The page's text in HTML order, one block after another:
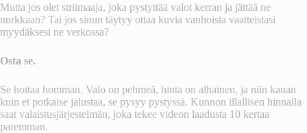
Mutta jos olet striimaaja, joka pystyttää valot kerran ja jättää ne
nurkkaan? Tai jos sinun täytyy ottaa kuvia vanhoista vaatteistasi
myydäksesi ne verkossa?
Osta se.
Se hoitaa homman. Valo on pehmeä, hinta on alhainen, ja niin kauan
kuin et potkaise jalustaa, se pysyy pystyssä. Kunnon illallisen hinnalla
saat valaistusjärjestelmän, joka tekee videon laadusta 10 kertaa
paremman.